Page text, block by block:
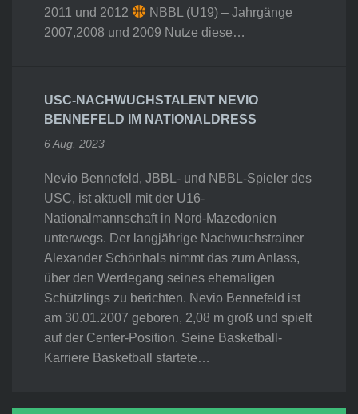
2011 und 2012
NBBL (U19) – Jahrgänge
2007,2008 und 2009 Nutze diese…
USC-NACHWUCHSTALENT NEVIO
BENNEFELD IM NATIONALDRESS
6 Aug. 2023
Nevio Bennefeld, JBBL- und NBBL-Spieler des
USC, ist aktuell mit der U16-
Nationalmannschaft in Nord-Mazedonien
unterwegs. Der langjährige Nachwuchstrainer
Alexander Schönhals nimmt das zum Anlass,
über den Werdegang seines ehemaligen
Schützlings zu berichten. Nevio Bennefeld ist
am 30.01.2007 geboren, 2,08 m groß und spielt
auf der Center-Position. Seine Basketball-
Karriere Basketball startete…